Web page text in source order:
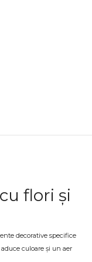
flori și
decorative specifice
culoare și un aer